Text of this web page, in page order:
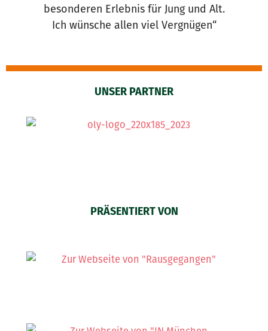
besonderen Erlebnis für Jung und Alt.
Ich wünsche allen viel Vergnügen“
UNSER PARTNER
PRÄSENTIERT VON